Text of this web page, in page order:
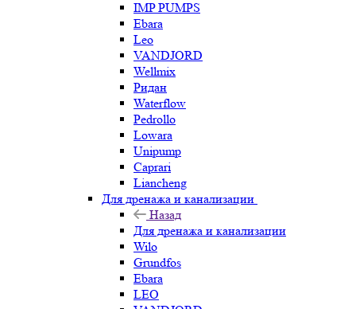
IMP PUMPS
Ebara
Leo
VANDJORD
Wellmix
Ридан
Waterflow
Pedrollo
Lowara
Unipump
Caprari
Liancheng
Для дренажа и канализации
Назад
Для дренажа и канализации
Wilo
Grundfos
Ebara
LEO